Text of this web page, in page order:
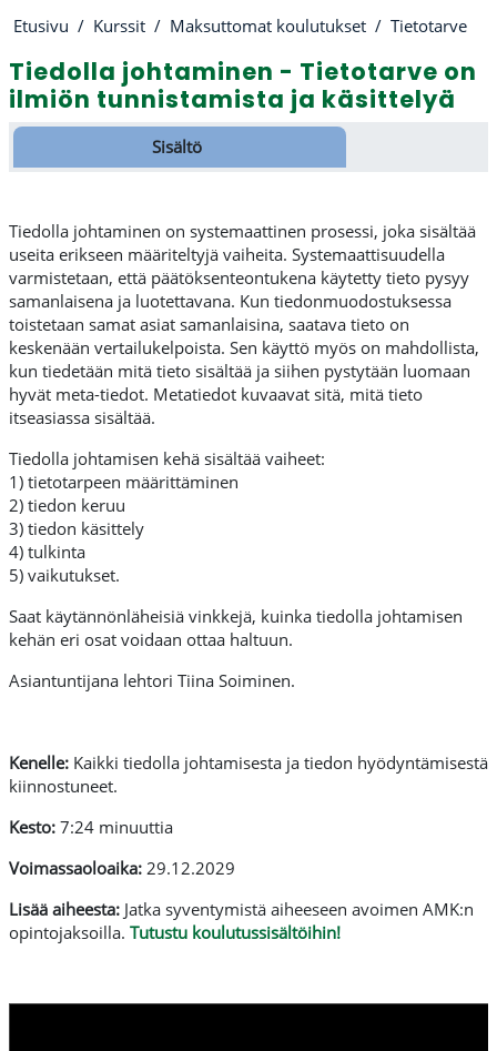
Etusivu Kurssit Maksuttomat koulutukset Tietotarve
Tiedolla johtaminen - Tietotarve on
ilmiön tunnistamista ja käsittelyä
Osion ääriviiva
Sisältö
Tiedolla johtaminen on systemaattinen prosessi, joka sisältää
useita erikseen määriteltyjä vaiheita. Systemaattisuudella
varmistetaan, että päätöksenteontukena käytetty tieto pysyy
samanlaisena ja luotettavana. Kun tiedonmuodostuksessa
toistetaan samat asiat samanlaisina, saatava tieto on
keskenään vertailukelpoista. Sen käyttö myös on mahdollista,
kun tiedetään mitä tieto sisältää ja siihen pystytään luomaan
hyvät meta-tiedot. Metatiedot kuvaavat sitä, mitä tieto
itseasiassa sisältää.
Tiedolla johtamisen kehä sisältää vaiheet:
1) tietotarpeen määrittäminen
2) tiedon keruu
3) tiedon käsittely
4) tulkinta
5) vaikutukset.
Saat käytännönläheisiä vinkkejä, kuinka tiedolla johtamisen
kehän eri osat voidaan ottaa haltuun.
Asiantuntijana lehtori Tiina Soiminen.
Kenelle: Kaikki tiedolla johtamisesta ja tiedon hyödyntämisestä
kiinnostuneet.
Kesto: 7:24 minuuttia
Voimassaoloaika: 29.12.2029
Lisää aiheesta: Jatka syventymistä aiheeseen avoimen AMK:n
opintojaksoilla. Tutustu koulutussisältöihin!